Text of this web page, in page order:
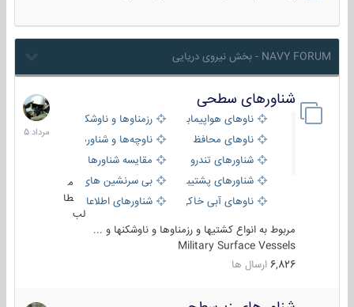
NAVY FORUM - بخش نیروی دریایی
شناورهای سطحی
ناوهای هواپیمابر و بالگرد بررزمناوها و ناوشکن‌ها
ناوهای محافظ
ناوچه‌ها و شناورهای گشتی
شناورهای تندرو
مقایسه شناورها
شناورهای پشتیبانی
بی سرنشین های دریایی
ناوهای آبی خاکی و نیروبرشناورهای اطلاعاتی و جاسوسی
طا
لب
مربوط به انواع کشتیها و رزمناوها و ناوشکنها و ...
Military Surface Vessels
6,826 ارسال ها
2
مرداد
1405